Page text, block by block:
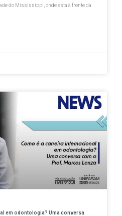
do Mississippi, onde está à frente da
em odontologia? Uma conversa